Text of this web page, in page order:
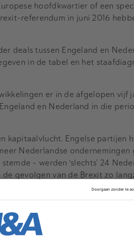
hoofdkwartier of een
referendum in juni 2016
deals tussen Engeland en
in de tabel en het
er in de afgelopen vijf
en Nederland in die
kapitaalvlucht. Engelse partijen
Nederlandse ondernemingen
– werden ‘slechts’ 24
de gevolgen van de Brexit zo
54.
investeringsuitval. Een verhaal
interesse van Nederlandse
duidelijk teruggelopen. In 2016
aantal inbound deals. Het jaar